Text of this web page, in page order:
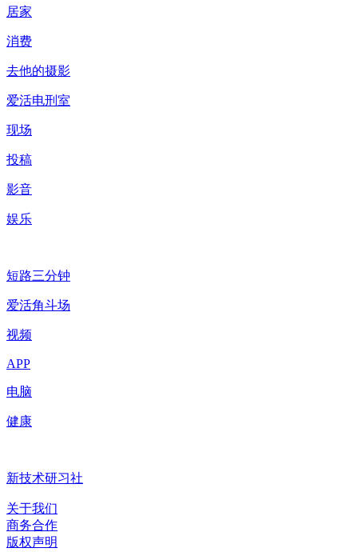
居家
消费
去他的摄影
爱活电刑室
现场
投稿
影音
娱乐
短路三分钟
爱活角斗场
视频
APP
电脑
健康
新技术研习社
关于我们
商务合作
版权声明